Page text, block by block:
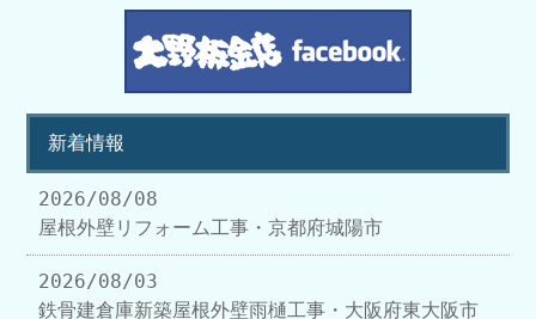
新着情報
2026/08/08
屋根外壁リフォーム工事・京都府城陽市
2026/08/03
鉄骨建倉庫新築屋根外壁雨樋工事・大阪府東大阪市